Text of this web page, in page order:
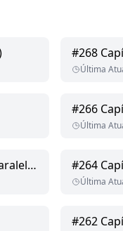
#268
Última
#266
Última
1) #264
Última
#262